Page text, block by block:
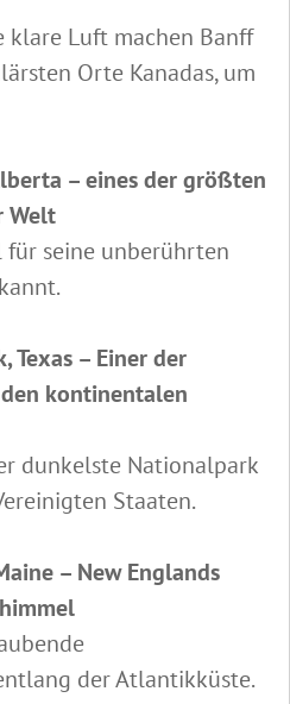
klare Luft machen Banff
Orte Kanadas, um
– eines der größten
Welt
seine unberührten
Texas – Einer der
kontinentalen
dunkelste Nationalpark
Staaten.
– New Englands
der Atlantikküste.